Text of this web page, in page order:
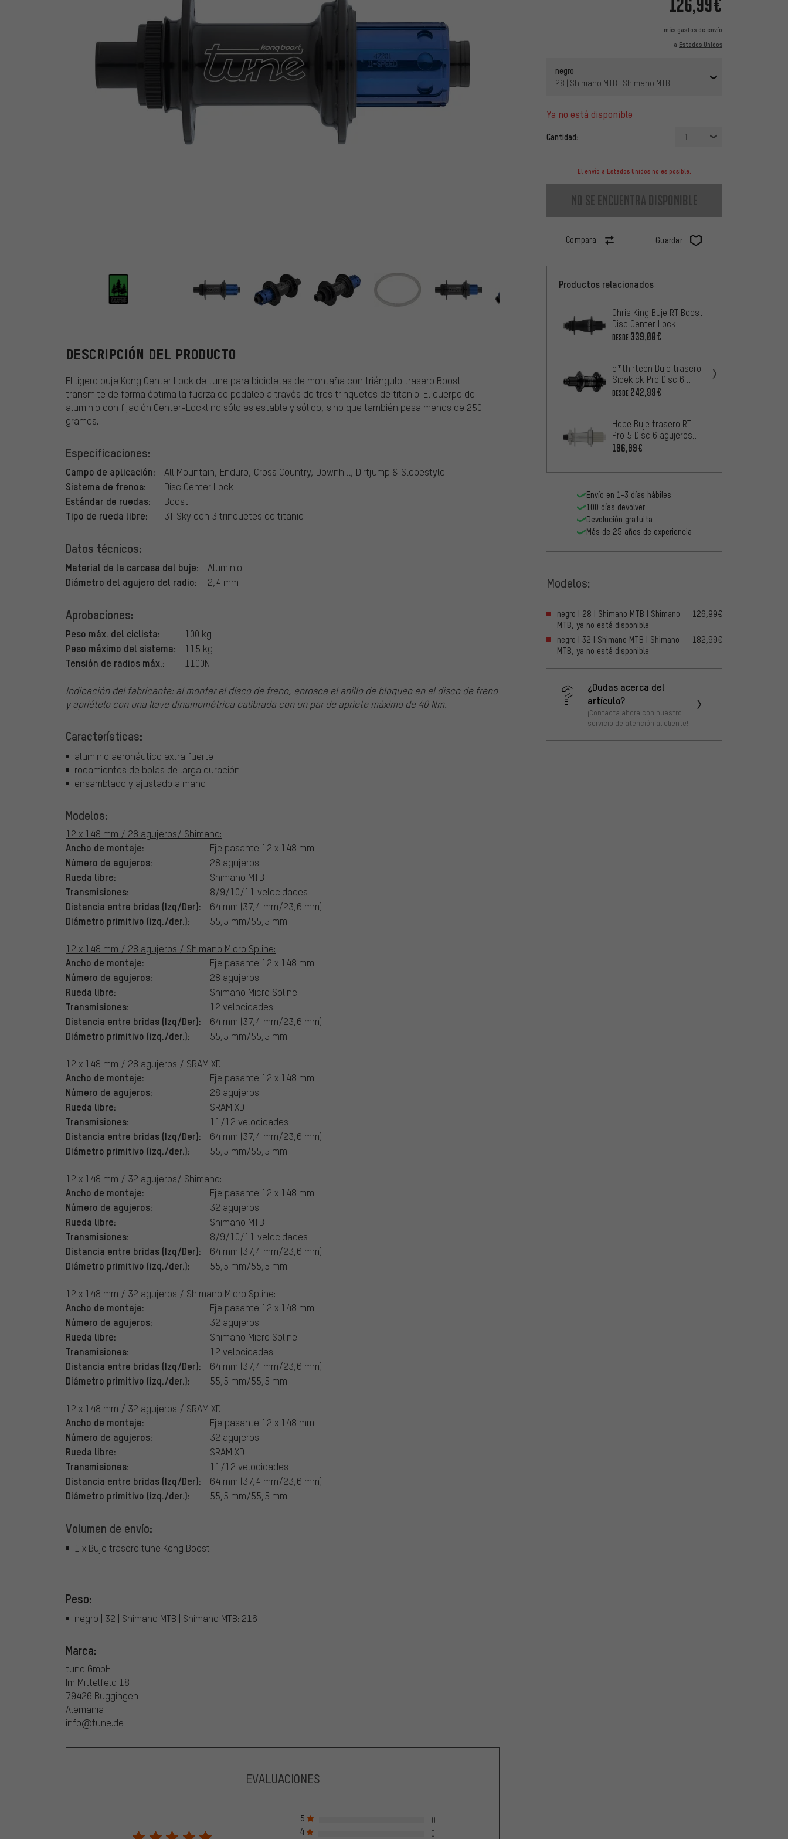
más gastos de envío
a Estados Unidos
negro
28 | Shimano MTB | Shimano MTB
ya no está disponible
Cantidad: 1
El envío a Estados Unidos no es posible.
no se encuentra disponible
Compara Guardar
tune
DESCRIPCIÓN DEL PRODUCTO
El ligero buje Kong Center Lock de tune para bicicletas de montaña con triángulo trasero Boost
transmite de forma óptima la fuerza de pedaleo a través de tres trinquetes de titanio. El cuerpo de
aluminio con fijación Center-Lockl no sólo es estable y sólido, sino que también pesa menos de 250
gramos.
Especificaciones:
Campo de aplicación: All Mountain, Enduro, Cross Country, Downhill, Dirtjump & Slopestyle
Sistema de frenos: Disc Center Lock
Estándar de ruedas: Boost
Tipo de rueda libre: 3T Sky con 3 trinquetes de titanio
Datos técnicos:
Material de la carcasa del buje: Aluminio
Diámetro del agujero del radio: 2,4 mm
Aprobaciones:
Peso máx. del ciclista: 100 kg
Peso máximo del sistema: 115 kg
Tensión de radios máx.: 1100N
Indicación del fabricante: al montar el disco de freno, enrosca el anillo de bloqueo en el disco de freno
y apriételo con una llave dinamométrica calibrada con un par de apriete máximo de 40 Nm.
Características:
aluminio aeronáutico extra fuerte
rodamientos de bolas de larga duración
ensamblado y ajustado a mano
Modelos:
12 x 148 mm / 28 agujeros/ Shimano:
Ancho de montaje: Eje pasante 12 x 148 mm
Número de agujeros: 28 agujeros
Rueda libre: Shimano MTB
Transmisiones: 8/9/10/11 velocidades
Distancia entre bridas (Izq/Der): 64 mm (37,4 mm/23,6 mm)
Diámetro primitivo (izq./der.): 55,5 mm/55,5 mm
12 x 148 mm / 28 agujeros / Shimano Micro Spline:
Ancho de montaje: Eje pasante 12 x 148 mm
Número de agujeros: 28 agujeros
Rueda libre: Shimano Micro Spline
Transmisiones: 12 velocidades
Distancia entre bridas (Izq/Der): 64 mm (37,4 mm/23,6 mm)
Diámetro primitivo (izq./der.): 55,5 mm/55,5 mm
12 x 148 mm / 28 agujeros / SRAM XD:
Ancho de montaje: Eje pasante 12 x 148 mm
Número de agujeros: 28 agujeros
Rueda libre: SRAM XD
Transmisiones: 11/12 velocidades
Distancia entre bridas (Izq/Der): 64 mm (37,4 mm/23,6 mm)
Diámetro primitivo (izq./der.): 55,5 mm/55,5 mm
12 x 148 mm / 32 agujeros/ Shimano:
Ancho de montaje: Eje pasante 12 x 148 mm
Número de agujeros: 32 agujeros
Rueda libre: Shimano MTB
Transmisiones: 8/9/10/11 velocidades
Distancia entre bridas (Izq/Der): 64 mm (37,4 mm/23,6 mm)
Diámetro primitivo (izq./der.): 55,5 mm/55,5 mm
12 x 148 mm / 32 agujeros / Shimano Micro Spline:
Ancho de montaje: Eje pasante 12 x 148 mm
Número de agujeros: 32 agujeros
Rueda libre: Shimano Micro Spline
Transmisiones: 12 velocidades
Distancia entre bridas (Izq/Der): 64 mm (37,4 mm/23,6 mm)
Diámetro primitivo (izq./der.): 55,5 mm/55,5 mm
12 x 148 mm / 32 agujeros / SRAM XD:
Ancho de montaje: Eje pasante 12 x 148 mm
Número de agujeros: 32 agujeros
Rueda libre: SRAM XD
Transmisiones: 11/12 velocidades
Distancia entre bridas (Izq/Der): 64 mm (37,4 mm/23,6 mm)
Diámetro primitivo (izq./der.): 55,5 mm/55,5 mm
Volumen de envío:
1 x Buje trasero tune Kong Boost
Peso:
negro | 32 | Shimano MTB | Shimano MTB: 216
Marca:
tune GmbH
Im Mittelfeld 18
79426 Buggingen
Alemania
info@tune.de
Productos relacionados
Chris King Buje RT Boost
Disc Center Lock
DESDE 339,00€
e*thirteen Buje trasero
Sidekick Pro Disc 6
agujeros Boost
DESDE 242,99€
Hope Buje trasero RT
Pro 5 Disc 6 agujeros
Boost
196,99€
Envío en 1-3 días hábiles
100 días devolver
Devolución gratuita
Más de 25 años de experiencia
Modelos:
negro | 28 | Shimano MTB | Shimano
MTB, ya no está disponible
126,99€
negro | 32 | Shimano MTB | Shimano
MTB, ya no está disponible
182,99€
¿Dudas acerca del
artículo?
¡Contacta ahora con nuestro
servicio de atención al cliente!
EVALUACIONES
5
0
4
0